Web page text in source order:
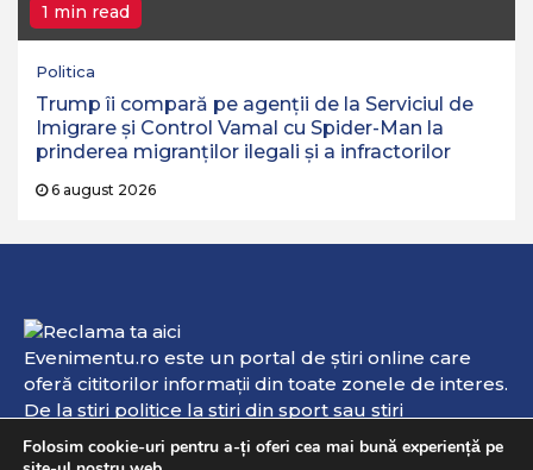
1 min read
Politica
Trump îi compară pe agenții de la Serviciul de
Imigrare și Control Vamal cu Spider-Man la
prinderea migranților ilegali și a infractorilor
6 august 2026
Evenimentu.ro este un portal de ştiri online care
oferă cititorilor informaţii din toate zonele de interes.
De la ştiri politice la ştiri din sport sau ştiri
internaţionale, aici veţi găsi informaţii de interes şi
evenimente online. Dacă aveţi vreo ştire sau
Folosim cookie-uri pentru a-ți oferi cea mai bună experiență pe